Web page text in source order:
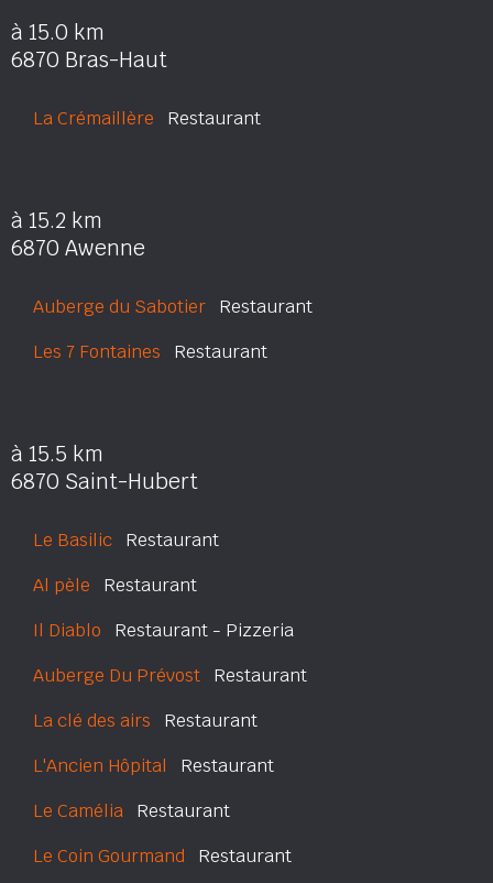
à 15.0 km
6870 Bras-Haut
La Crémaillère Restaurant
à 15.2 km
6870 Awenne
Auberge du Sabotier Restaurant
Les 7 Fontaines Restaurant
à 15.5 km
6870 Saint-Hubert
Le Basilic Restaurant
Al pèle Restaurant
Il Diablo Restaurant - Pizzeria
Auberge Du Prévost Restaurant
La clé des airs Restaurant
L'Ancien Hôpital Restaurant
Le Camélia Restaurant
Le Coin Gourmand Restaurant